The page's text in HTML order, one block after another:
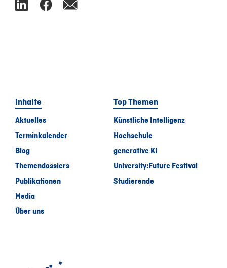
Inhalte
Aktuelles
Terminkalender
Blog
Themendossiers
Publikationen
Media
Über uns
Top Themen
Künstliche Intelligenz
Hochschule
generative KI
University:Future Festival
Studierende